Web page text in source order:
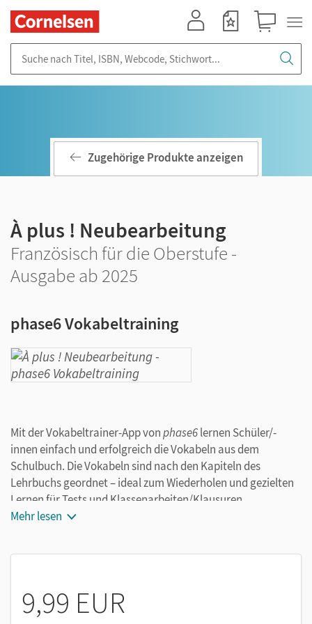
Zugehörige Produkte anzeigen
À plus ! Neubearbeitung
Französisch für die Oberstufe -
Ausgabe ab 2025
phase6 Vokabeltraining
Mit der Vokabeltrainer-App vonphase6lernen Schüler/-
innen einfach und erfolgreich die Vokabeln aus dem
Schulbuch. Die Vokabeln sind nach den Kapiteln des
Lehrbuchs geordnet – ideal zum Wiederholen und gezielten
Lernen für Tests und Klassenarbeiten/Klausuren.
Schneller lernen: Mit
besser, sondern auch gezielter und schneller. So bleibt
Mehr lesen
9,99 EUR